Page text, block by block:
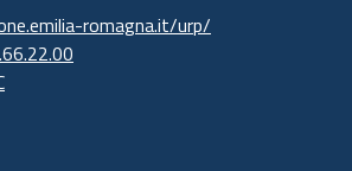
romagna.it/urp/